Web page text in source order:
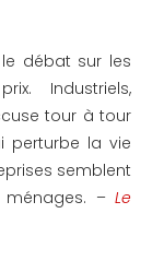
débat sur les
Industriels,
tour à tour
perturbe la vie
semblent
– Le